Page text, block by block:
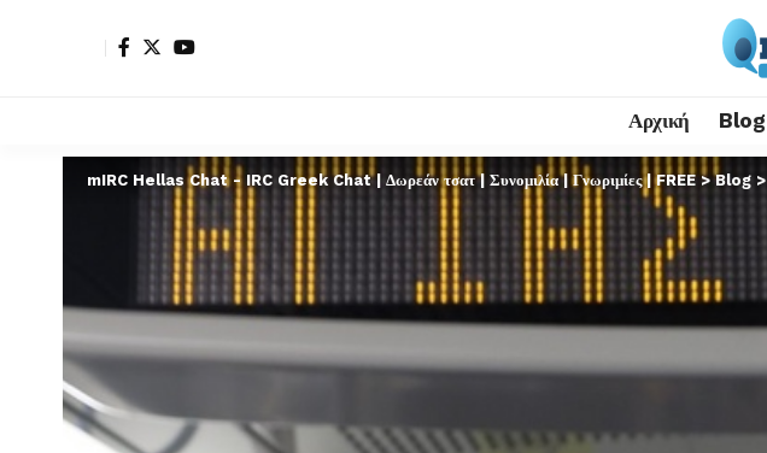
Αρχική Blog
mIRC Hellas Chat - IRC Greek Chat | Δωρεάν τσατ | Συνομιλία | Γνωριμίες | FREE>Blog >